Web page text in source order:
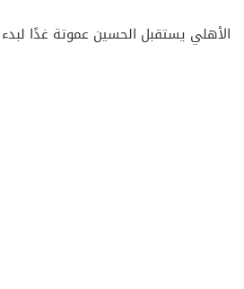
الأهلي يستقبل الحسين عموتة غدًا